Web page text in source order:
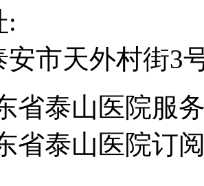
:
安市天外村街3
省泰山医院服
省泰山医院订